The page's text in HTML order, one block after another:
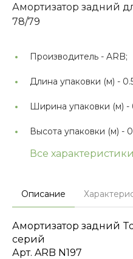
Амортизатор задний
78/79
Производитель - ARB;
Длина упаковки (м) -
Ширина упаковки (м) -
Высота упаковки (м) -
Все характеристики
Описание
Амортизатор задний
серий
Арт. ARB N197